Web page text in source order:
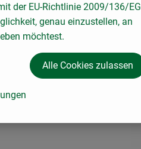
der EU-Richtlinie 2009/136/EG
genau einzustellen, an
möchtest.
Alle Cookies zulassen